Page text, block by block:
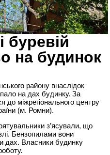
буревій
на будинок
району внаслідок
на дах будинку. За
до міжрегіонального центру
(м. Ромни).
з’ясували, що
Бензопилами вони
дах. Власники будинку